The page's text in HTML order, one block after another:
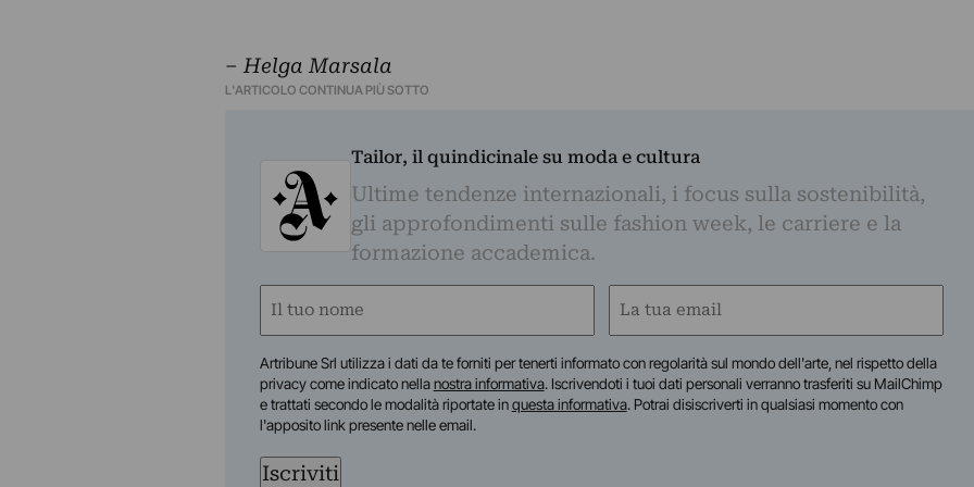
– Helga Marsala
L'ARTICOLO CONTINUA PIÙ SOTTO
Tailor, il quindicinale su moda e cultura
Ultime tendenze internazionali, i focus sulla sostenibilità,
gli approfondimenti sulle fashion week, le carriere e la
formazione accademica.
Nome
Email
Artribune Srl utilizza i dati da te forniti per tenerti informato con regolarità sul mondo dell'arte, nel rispetto della
privacy come indicato nellanostra informativa. Iscrivendoti i tuoi dati personali verranno trasferiti su MailChimp
e trattati secondo le modalità riportate inquesta informativa. Potrai disiscriverti in qualsiasi momento con
l'apposito link presente nelle email.
Iscriviti